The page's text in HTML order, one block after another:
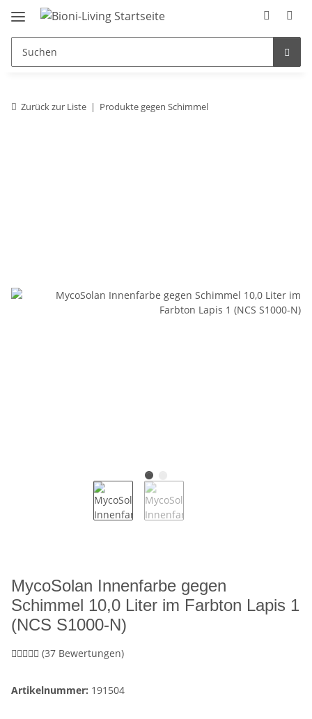
Zurück zur Liste Produkte gegen Schimmel
MycoSolan Innenfarbe gegen
Schimmel 10,0 Liter im Farbton Lapis 1
(NCS S1000-N)
(37 Bewertungen)
Artikelnummer: 191504